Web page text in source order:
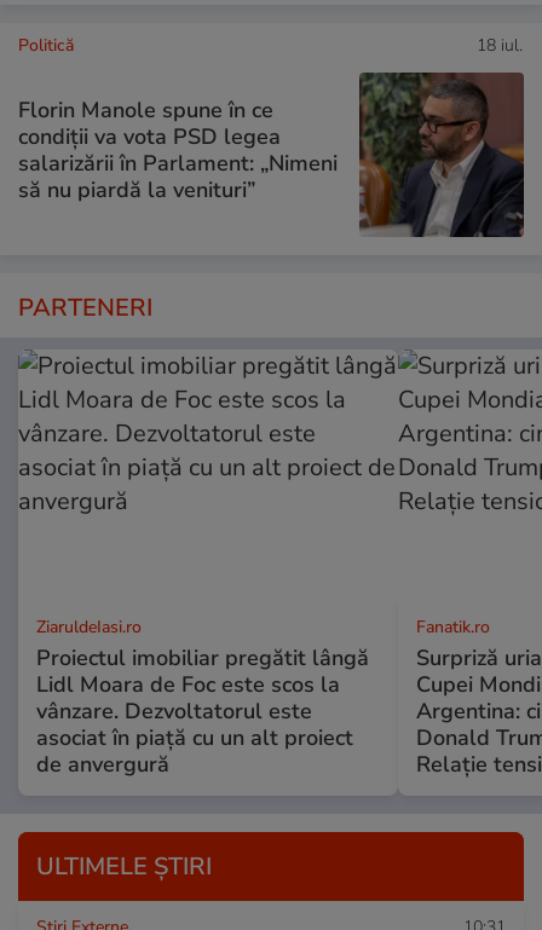
Politică 18 iul.
Florin Manole spune în ce
condiții va vota PSD legea
salarizării în Parlament: „Nimeni
să nu piardă la venituri”
PARTENERI
ZiaruldeIasi.ro
Proiectul imobiliar pregătit lângă
Lidl Moara de Foc este scos la
vânzare. Dezvoltatorul este
asociat în piață cu un alt proiect
de anvergură
Fanatik.ro
Surpriză
Cupei
Argentina:
Donald
Relație
ULTIMELE ȘTIRI